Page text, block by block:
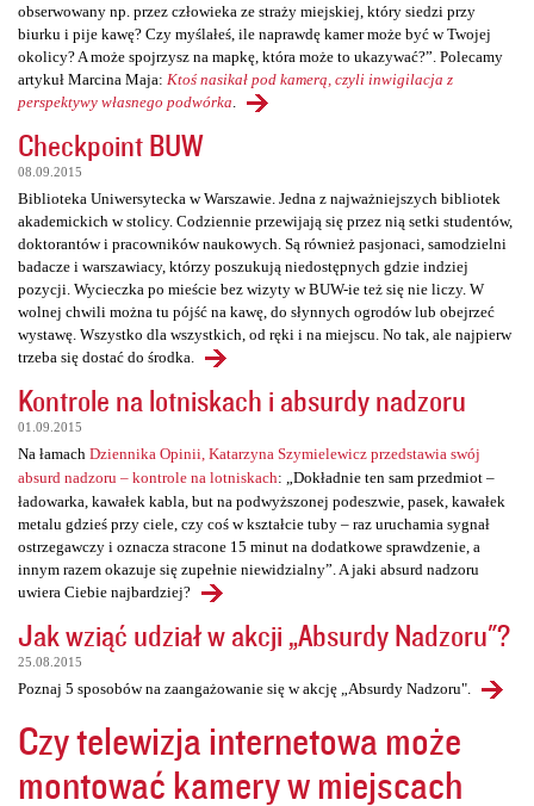
obserwowany np. przez człowieka ze straży miejskiej, który siedzi przy
biurku i pije kawę? Czy myślałeś, ile naprawdę kamer może być w Twojej
okolicy? A może spojrzysz na mapkę, która może to ukazywać?”. Polecamy
artykuł Marcina Maja: Ktoś nasikał pod kamerą, czyli inwigilacja z
perspektywy własnego podwórka
Checkpoint BUW
08.09.2015
Biblioteka Uniwersytecka w Warszawie. Jedna z najważniejszych bibliotek
akademickich w stolicy. Codziennie przewijają się przez nią setki studentów,
doktorantów i pracowników naukowych. Są również pasjonaci, samodzielni
badacze i warszawiacy, którzy poszukują niedostępnych gdzie indziej
pozycji. Wycieczka po mieście bez wizyty w BUW-ie też się nie liczy. W
wolnej chwili można tu pójść na kawę, do słynnych ogrodów lub obejrzeć
wystawę. Wszystko dla wszystkich, od ręki i na miejscu. No tak, ale najpierw
trzeba się dostać do środka.
Kontrole na lotniskach i absurdy nadzoru
01.09.2015
Na łamach Dziennika Opinii, Katarzyna Szymielewicz przedstawia swój
absurd nadzoru – kontrole na lotniskach: „Dokładnie ten sam przedmiot –
ładowarka, kawałek kabla, but na podwyższonej podeszwie, pasek, kawałek
metalu gdzieś przy ciele, czy coś w kształcie tuby – raz uruchamia sygnał
ostrzegawczy i oznacza stracone 15 minut na dodatkowe sprawdzenie, a
innym razem okazuje się zupełnie niewidzialny”. A jaki absurd nadzoru
uwiera Ciebie najbardziej?
Jak wziąć udział w akcji „Absurdy Nadzoru"?
25.08.2015
Poznaj 5 sposobów na zaangażowanie się w akcję „Absurdy Nadzoru".
Czy telewizja internetowa może
montować kamery w miejscach